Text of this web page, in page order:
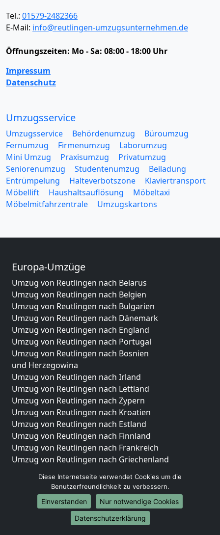
Tel.: 01579-2482366
E-Mail: info@reutlingen-umzugsunternehmen.de
Öffnungszeiten: Mo - Sa: 08:00 - 18:00 Uhr
Impressum
Datenschutz
Umzugsservice
Umzugsservice Behördenumzug
Büroumzug
Fernumzug
Firmenumzug
Laborumzug
Mini Umzug
Praxisumzug
Privatumzug
Seniorenumzug
Studentenumzug
Beiladung
Entrümpelung
Halteverbotszone
Klaviertransport
Möbellift
Haushaltsauflösung
Möbeltaxi
Möbelmitfahrzentrale
Umzugskartons
Europa-Umzüge
Umzug von Reutlingen nach Belarus
Umzug von Reutlingen nach Belgien
Umzug von Reutlingen nach Bulgarien
Umzug von Reutlingen nach Dänemark
Umzug von Reutlingen nach England
Umzug von Reutlingen nach Portugal
Umzug von Reutlingen nach Bosnien
und Herzegowina
Umzug von Reutlingen nach Irland
Umzug von Reutlingen nach Lettland
Umzug von Reutlingen nach Zypern
Umzug von Reutlingen nach Kroatien
Umzug von Reutlingen nach Estland
Umzug von Reutlingen nach Finnland
Umzug von Reutlingen nach Frankreich
Umzug von Reutlingen nach Griechenland
Umzug von Reutlingen nach Liechtenstein
Umzug von Reutlingen nach Luxemburg
Umzug von Reutlingen nach Niederlande
Umzug von Reutlingen nach Norwegen
Diese Internetseite verwendet Cookies um die
Benutzerfreundlichkeit zu verbessern.
Einverstanden
Nur notwendige Cookies
Datenschutzerklärung